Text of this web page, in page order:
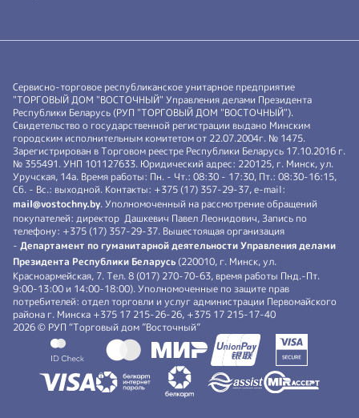
Сервисно-торговое республиканское унитарное предприятие
"ТОРГОВЫЙ ДОМ "ВОСТОЧНЫЙ" Управления делами Президента
Республики Беларусь (РУП "ТОРГОВЫЙ ДОМ "ВОСТОЧНЫЙ").
Свидетельство о государственной регистрации выдано Минским
городским исполнительным комитетом от 22.07.2004г. № 1475.
Зарегистрирован в Торговом реестре Республики Беларусь 17.10.2016 г.
№ 355491. УНП 101127633. Юридический адрес: 220125, г. Минск, ул.
Уручская, 14а. Время работы: Пн. - Чт.: 08:30 - 17:30, Пт.: 08:30-16:15,
Сб. - Вс.: выходной. Контакты: +375 (17) 357-29-37, e-mail:
mail@vostochny.by. Уполномоченный на рассмотрение обращений
покупателей: директор Дашкевич Павел Леонидович, Запись по
телефону: +375 (17) 357-29-37. Вышестоящая организация
- Департамент по гуманитарной деятельности Управления делами
Президента Республики Беларусь (220010, г. Минск, ул.
Красноармейская, 7. Тел. 8 (017) 270-70-63, время работы Пнд.-Пт.
9:00-13:00 и 14:00-18:00). Уполномоченные по защите прав
потребителей: отдел торговли и услуг администрации Первомайского
района г. Минска +375 17 215-26-26, +375 17 215-17-40
2026 © РУП “Торговый дом ”Восточный”